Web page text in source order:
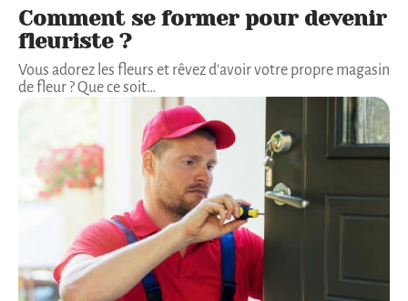
Comment se former pour devenir
fleuriste ?
Vous adorez les fleurs et rêvez d'avoir votre propre magasin
de fleur ? Que ce soit…